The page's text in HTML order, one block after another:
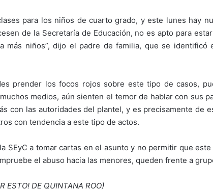
para los niños de cuarto grado, y este lunes hay
de la Secretaría de Educación, no es apto para
más niños”, dijo el padre de familia, que se identificó
prender los focos rojos sobre este tipo de casos,
medios, aún sienten el temor de hablar con sus
con las autoridades del plantel, y es precisamente de
con tendencia a este tipo de actos.
SEyC a tomar cartas en el asunto y no permitir que
el abuso hacia las menores, queden frente a
ESTO! DE QUINTANA ROO)